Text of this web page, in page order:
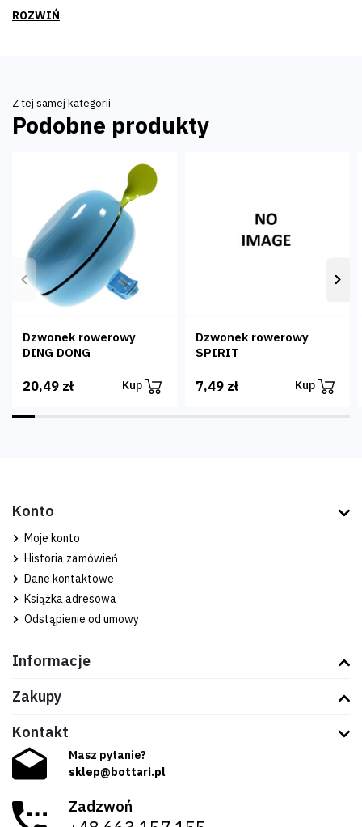
minimalistyczny design,
Z tej samej kategorii
Podobne produkty
Poprzedni
Dzwonek rowerowy
DING DONG
20,49 zł Kup
Dzwonek rowerowy
SPIRIT
7,49 zł Kup
Konto
Moje konto
Historia zamówień
Dane kontaktowe
Książka adresowa
Odstąpienie od umowy
Informacje
Zakupy
Kontakt
Masz pytanie?
sklep@bottari.pl
Zadzwoń